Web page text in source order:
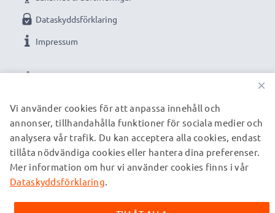
VÅRA BETALNINGSALTERNATIV
Dataskyddsförklaring
Impressum
VÅRA FRAKTPARTNERS
© subtel.se 2026
Alla priser är inklusive moms och exklusive fraktkostnader.
varumärken tillhörande deras ägare och anges på våra
×
Vi använder cookies för att anpassa innehåll och
annonser, tillhandahålla funktioner för sociala medier och
analysera vår trafik. Du kan acceptera alla cookies, endast
tillåta nödvändiga cookies eller hantera dina preferenser.
Mer information om hur vi använder cookies finns i vår
Dataskyddsförklaring.